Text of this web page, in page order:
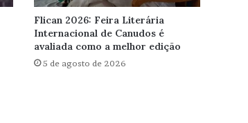
Flican 2026: Feira Literária
Internacional de Canudos é
avaliada como a melhor edição
5 de agosto de 2026